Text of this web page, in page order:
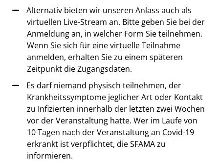
Alternativ bieten wir unseren Anlass auch als
virtuellen Live-Stream an. Bitte geben Sie bei der
Anmeldung an, in welcher Form Sie teilnehmen.
Wenn Sie sich für eine virtuelle Teilnahme
anmelden, erhalten Sie zu einem späteren
Zeitpunkt die Zugangsdaten.
Es darf niemand physisch teilnehmen, der
Krankheitssymptome jeglicher Art oder Kontakt
zu Infizierten innerhalb der letzten zwei Wochen
vor der Veranstaltung hatte. Wer im Laufe von
10 Tagen nach der Veranstaltung an Covid-19
erkrankt ist verpflichtet, die SFAMA zu
informieren.